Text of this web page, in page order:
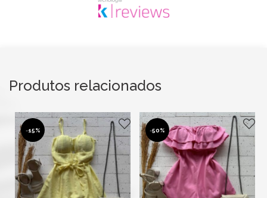
Produtos relacionados
-15% -50%